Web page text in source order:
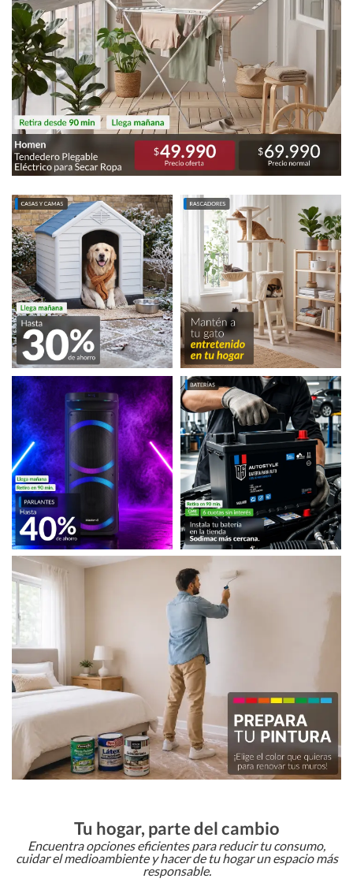
Tu hogar, parte del cambio
Encuentra opciones eficientes para reducir tu consumo,
cuidar el medioambiente y hacer de tu hogar un espacio más
responsable.